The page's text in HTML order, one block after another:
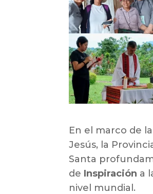
En el marco de
Jesús, la
Santa
de Inspiración a
nivel mundial.